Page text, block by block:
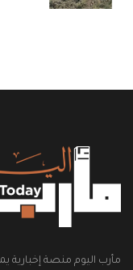
مأرب اليوم منصة إخبارية